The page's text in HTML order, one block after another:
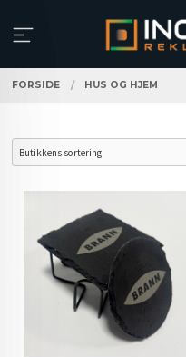
innholdet
FORSIDE HUS OG HJEM